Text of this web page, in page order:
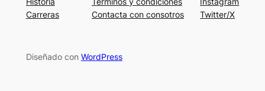
Carreras
Contacta con consotros
Twitter/X
Diseñado con WordPress